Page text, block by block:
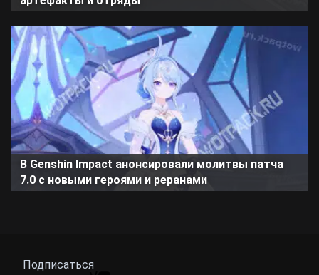
В Genshin Impact анонсировали молитвы патча
7.0 с новыми героями и реранами
Подписаться